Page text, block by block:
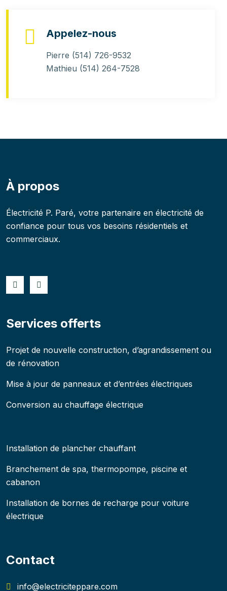
Appelez-nous
Pierre (514) 726-9532
Mathieu (514) 264-7528
À propos
Électricité P. Paré, votre partenaire en électricité de
confiance pour tous vos besoins résidentiels et
commerciaux.
Services offerts
Projet de nouvelle construction, d’agrandissement ou
de rénovation
Mise à jour de panneaux et d’entrées électriques
Conversion au chauffage électrique
Installation de plancher chauffant
Branchement de spa, thermopompe, piscine et
cabanon
Installation de bornes de recharge pour voiture
électrique
Contact
info@electriciteppare.com